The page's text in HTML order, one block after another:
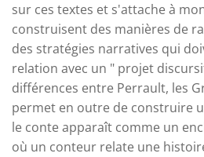
sur ces textes et s'attache à
construisent des manières de
des stratégies narratives qui
relation avec un " projet
différences entre Perrault, les
permet en outre de construire
le conte apparaît comme un
où un conteur relate une